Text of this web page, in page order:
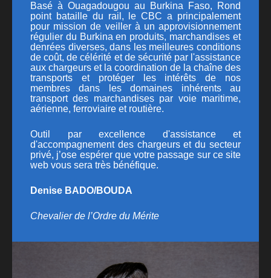
Basé à Ouagadougou au Burkina Faso, Rond
point bataille du rail, le CBC a principalement
pour mission de veiller à un approvisionnement
régulier du Burkina en produits, marchandises et
denrées diverses, dans les meilleures conditions
de coût, de célérité et de sécurité par l'assistance
aux chargeurs et la coordination de la chaîne des
transports et protéger les intérêts de nos
membres dans les domaines inhérents au
transport des marchandises par voie maritime,
aérienne, ferroviaire et routière.
Outil par excellence d'assistance et
d'accompagnement des chargeurs et du secteur
privé, j’ose espérer que votre passage sur ce site
web vous sera très bénéfique.
Denise BADO/BOUDA
Chevalier de l’Ordre du Mérite